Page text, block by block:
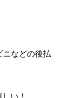
ニなどの後払
い！